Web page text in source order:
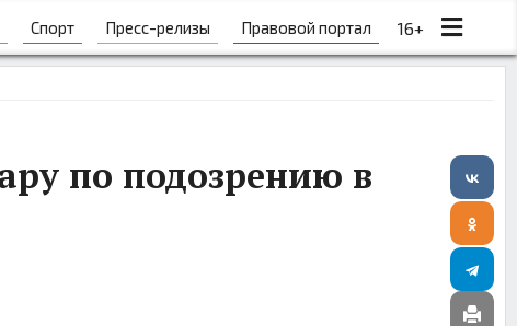
Спорт Пресс-релизы Правовой портал 16+
по подозрению в